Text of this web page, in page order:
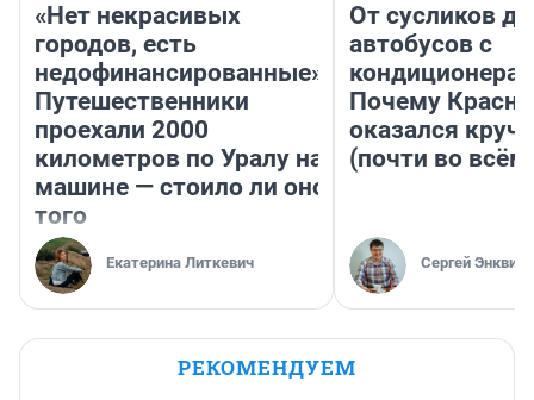
«Нет некрасивых
городов, есть
недофинансированные».
Путешественники
проехали 2000
километров по Уралу на
машине — стоило ли оно
того
Екатерина Литкевич
От сусликов до
автобусов с
Почему
оказался
(почти во
Сергей Энквист
РЕКОМЕНДУЕМ